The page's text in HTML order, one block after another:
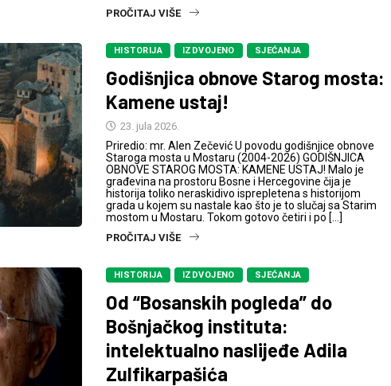
PROČITAJ VIŠE
HISTORIJA IZDVOJENO SJEĆANJA
Godišnjica obnove Starog mosta:
Kamene ustaj!
23. jula 2026.
Priredio: mr. Alen Zečević U povodu godišnjice obnove
Staroga mosta u Mostaru (2004-2026) GODIŠNJICA
OBNOVE STAROG MOSTA: KAMENE USTAJ! Malo je
građevina na prostoru Bosne i Hercegovine čija je
historija toliko neraskidivo isprepletena s historijom
grada u kojem su nastale kao što je to slučaj sa Starim
mostom u Mostaru. Tokom gotovo četiri i po […]
PROČITAJ VIŠE
HISTORIJA IZDVOJENO SJEĆANJA
Od “Bosanskih pogleda” do
Bošnjačkog instituta:
intelektualno naslijeđe Adila
Zulfikarpašića